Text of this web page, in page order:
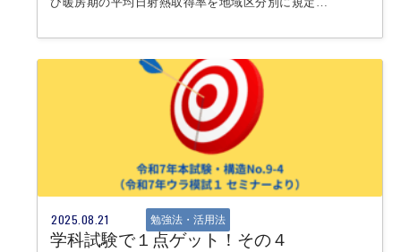
2025.08.21 勉強法・活用法
学科試験で１点ゲット！その４